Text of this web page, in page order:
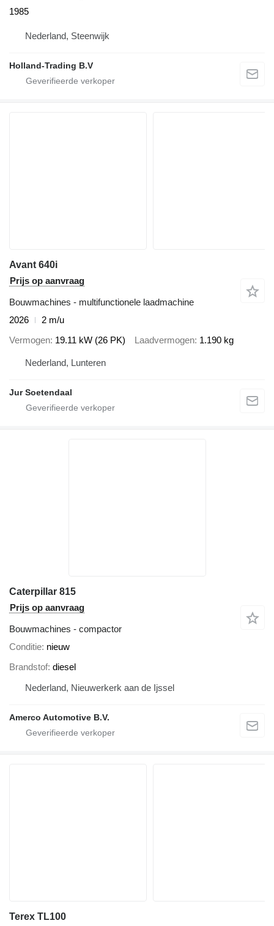
1985
Nederland, Steenwijk
Holland-Trading B.V
Avant 640i
Prijs op aanvraag
Bouwmachines - multifunctionele laadmachine
2026
2 m/u
Vermogen 19.11 kW (26 PK) Laadvermogen 1.190 kg
Nederland, Lunteren
Jur Soetendaal
Caterpillar 815
Prijs op aanvraag
Bouwmachines - compactor
Conditie nieuw
Brandstof diesel
Nederland, Nieuwerkerk aan de Ijssel
Amerco Automotive B.V.
Terex TL100